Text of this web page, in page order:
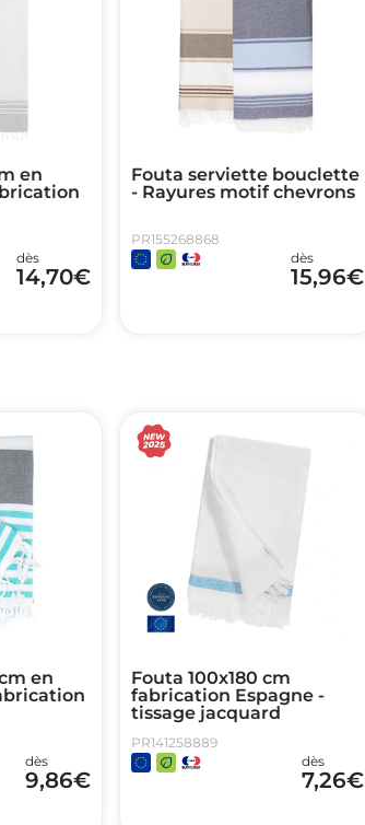
en
dès
14,70€
Fouta serviette bouclette
- Rayures motif chevrons
PR155268868
dès
15,96€
en
dès
9,86€
Fouta 100x180 cm
fabrication Espagne -
tissage jacquard
PR141258889
dès
7,26€